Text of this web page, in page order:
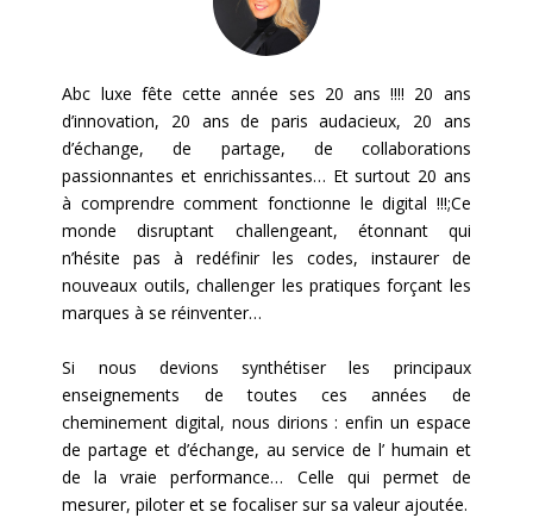
Abc luxe fête cette année ses 20 ans !!!! 20 ans
d’innovation, 20 ans de paris audacieux, 20 ans
d’échange, de partage, de collaborations
passionnantes et enrichissantes… Et surtout 20 ans
à comprendre comment fonctionne le digital !!!;Ce
monde disruptant challengeant, étonnant qui
n’hésite pas à redéfinir les codes, instaurer de
nouveaux outils, challenger les pratiques forçant les
marques à se réinventer…
Si nous devions synthétiser les principaux
enseignements de toutes ces années de
cheminement digital, nous dirions : enfin un espace
de partage et d’échange, au service de l’ humain et
de la vraie performance… Celle qui permet de
mesurer, piloter et se focaliser sur sa valeur ajoutée.